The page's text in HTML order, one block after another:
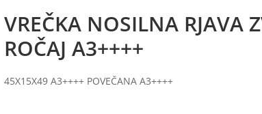
VREČKA NOSILNA RJAVA
ROČAJ A3++++
45X15X49 A3++++ POVEČANA A3++++